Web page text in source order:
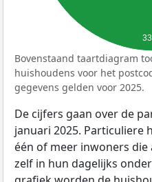
Bovenstaand taartdiagram
huishoudens voor het
gegevens gelden voor 2025.
De cijfers gaan over de
januari 2025. Particuliere
één of meer inwoners
zelf in hun dagelijks